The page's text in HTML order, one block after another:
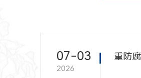
07-03
2026
重防